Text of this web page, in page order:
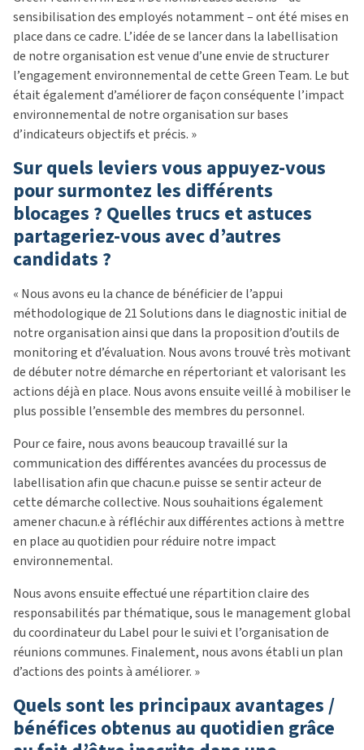
sensibilisation des employés notamment – ont été mises en
place dans ce cadre. L’idée de se lancer dans la labellisation
de notre organisation est venue d’une envie de structurer
l’engagement environnemental de cette Green Team. Le but
était également d’améliorer de façon conséquente l’impact
environnemental de notre organisation sur bases
d’indicateurs objectifs et précis. »
Sur quels leviers vous appuyez-vous
pour surmontez les différents
blocages ? Quelles trucs et astuces
partageriez-vous avec d’autres
candidats ?
« Nous avons eu la chance de bénéficier de l’appui
méthodologique de 21 Solutions dans le diagnostic initial de
notre organisation ainsi que dans la proposition d’outils de
monitoring et d’évaluation. Nous avons trouvé très motivant
de débuter notre démarche en répertoriant et valorisant les
actions déjà en place. Nous avons ensuite veillé à mobiliser le
plus possible l’ensemble des membres du personnel.
Pour ce faire, nous avons beaucoup travaillé sur la
communication des différentes avancées du processus de
labellisation afin que chacun.e puisse se sentir acteur de
cette démarche collective. Nous souhaitions également
amener chacun.e à réfléchir aux différentes actions à mettre
en place au quotidien pour réduire notre impact
environnemental.
Nous avons ensuite effectué une répartition claire des
responsabilités par thématique, sous le management global
du coordinateur du Label pour le suivi et l’organisation de
réunions communes. Finalement, nous avons établi un plan
d’actions des points à améliorer. »
Quels sont les principaux avantages /
bénéfices obtenus au quotidien grâce